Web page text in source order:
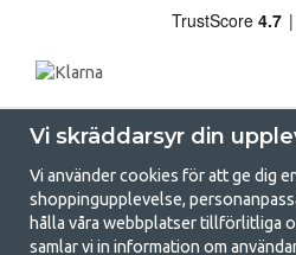
Vi skräddarsyr din
Vi använder cookies för att ge dig
shoppingupplevelse,
hålla våra webbplatser tillförlitliga
samlar vi in information om